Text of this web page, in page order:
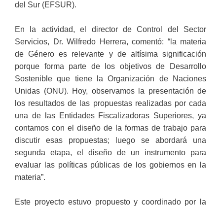
del Sur (EFSUR).
En la actividad, el director de Control del Sector
Servicios, Dr. Wilfredo Herrera, comentó: “la materia
de Género es relevante y de altísima significación
porque forma parte de los objetivos de Desarrollo
Sostenible que tiene la Organización de Naciones
Unidas (ONU). Hoy, observamos la presentación de
los resultados de las propuestas realizadas por cada
una de las Entidades Fiscalizadoras Superiores, ya
contamos con el diseño de la formas de trabajo para
discutir esas propuestas; luego se abordará una
segunda etapa, el diseño de un instrumento para
evaluar las políticas públicas de los gobiernos en la
materia”.
Este proyecto estuvo propuesto y coordinado por la